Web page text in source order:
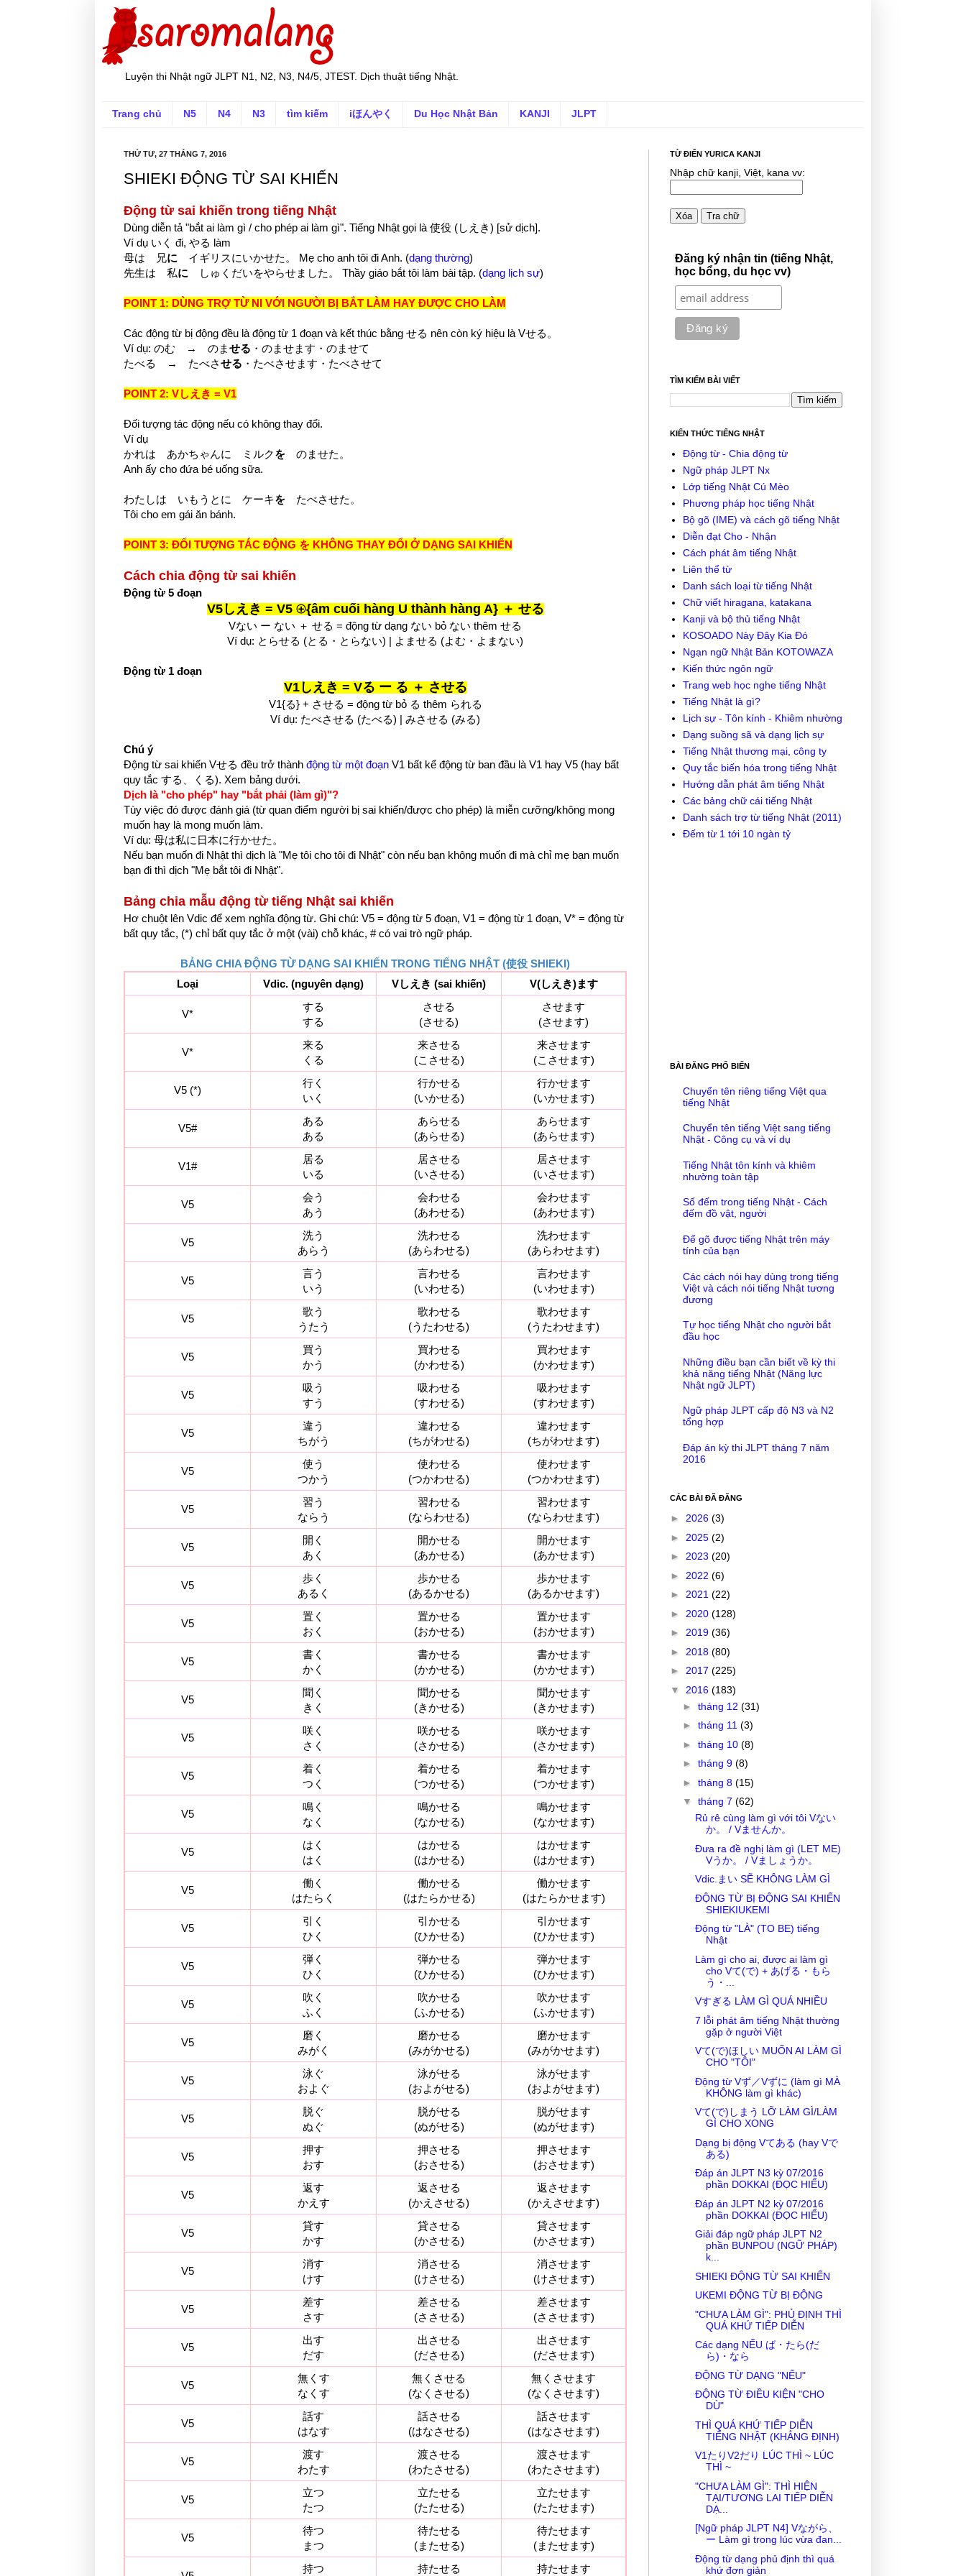
Luyện thi Nhật ngữ JLPT N1, N2, N3, N4/5, JTEST. Dịch thuật tiếng Nhật.
Trang chủ N5 N4 N3 tìm kiếm iほんやく Du Học Nhật Bản KANJI JLPT
THỨ TƯ, 27 THÁNG 7, 2016
SHIEKI ĐỘNG TỪ SAI KHIẾN
Động từ sai khiến trong tiếng Nhật
Dùng diễn tả "bắt ai làm gì / cho phép ai làm gì". Tiếng Nhật gọi là 使役 (しえき) [sử dịch].
Ví dụ いく đi, やる làm
母は 兄に イギリスにいかせた。 Mẹ cho anh tôi đi Anh. (dạng thường)
先生は 私に しゅくだいをやらせました。 Thầy giáo bắt tôi làm bài tập. (dạng lịch sự)
POINT 1: DÙNG TRỢ TỪ NI VỚI NGƯỜI BỊ BẮT LÀM HAY ĐƯỢC CHO LÀM
Các động từ bị động đều là động từ 1 đoạn và kết thúc bằng せる nên còn ký hiệu là Vせる。
Ví dụ: のむ → のませる ・のませます・のませて
たべる → たべさせる ・たべさせます・たべさせて
POINT 2: Vしえき = V1
Đối tượng tác động nếu có không thay đổi.
Ví dụ
かれは あかちゃんに ミルクを のませた。
Anh ấy cho đứa bé uống sữa.
わたしは いもうとに ケーキを たべさせた。
Tôi cho em gái ăn bánh.
POINT 3: ĐỐI TƯỢNG TÁC ĐỘNG を KHÔNG THAY ĐỔI Ở DẠNG SAI KHIẾN
Cách chia động từ sai khiến
Động từ 5 đoạn
V5しえき = V5 ⊕{âm cuối hàng U thành hàng A} ＋ せる
Vない ー ない ＋ せる = động từ dạng ない bỏ ない thêm せる
Ví dụ: とらせる (とる・とらない) | よませる (よむ・よまない)
Động từ 1 đoạn
V1しえき = Vる ー る ＋ させる
V1{る} + させる = động từ bỏ る thêm られる
Ví dụ: たべさせる (たべる) | みさせる (みる)
Chú ý
Động từ sai khiến Vせる đều trở thành động từ một đoạn V1 bất kể động từ ban đầu là V1 hay V5 (hay bất
quy tắc する、くる). Xem bảng dưới.
Dịch là "cho phép" hay "bắt phải (làm gì)"?
Tùy việc đó được đánh giá (từ quan điểm người bị sai khiến/được cho phép) là miễn cưỡng/không mong
muốn hay là mong muốn làm.
Ví dụ: 母は私に日本に行かせた。
Nếu bạn muốn đi Nhật thì dịch là "Mẹ tôi cho tôi đi Nhật" còn nếu bạn không muốn đi mà chỉ mẹ bạn muốn
bạn đi thì dịch "Mẹ bắt tôi đi Nhật".
Bảng chia mẫu động từ tiếng Nhật sai khiến
Hơ chuột lên Vdic để xem nghĩa động từ. Ghi chú: V5 = động từ 5 đoạn, V1 = động từ 1 đoạn, V* = động từ
bất quy tắc, (*) chỉ bất quy tắc ở một (vài) chỗ khác, # có vai trò ngữ pháp.
BẢNG CHIA ĐỘNG TỪ DẠNG SAI KHIẾN TRONG TIẾNG NHẬT (使役 SHIEKI)
Loại
Vdic. (nguyên dạng) Vしえき (sai khiến) V(しえき)ます
V*
する
する
させる
(させる)
させます
(させます)
V*
来る
くる
来させる
(こさせる)
来させます
(こさせます)
V5 (*)
行く
いく
行かせる
(いかせる)
行かせます
(いかせます)
V5#
ある
ある
あらせる
(あらせる)
あらせます
(あらせます)
V1#
居る
いる
居させる
(いさせる)
居させます
(いさせます)
V5
会う
あう
会わせる
(あわせる)
会わせます
(あわせます)
V5
洗う
あらう
洗わせる
(あらわせる)
洗わせます
(あらわせます)
V5
言う
いう
言わせる
(いわせる)
言わせます
(いわせます)
V5
歌う
うたう
歌わせる
(うたわせる)
歌わせます
(うたわせます)
V5
買う
かう
買わせる
(かわせる)
買わせます
(かわせます)
V5
吸う
すう
吸わせる
(すわせる)
吸わせます
(すわせます)
V5
違う
ちがう
違わせる
(ちがわせる)
違わせます
(ちがわせます)
V5
使う
つかう
使わせる
(つかわせる)
使わせます
(つかわせます)
V5
習う
ならう
習わせる
(ならわせる)
習わせます
(ならわせます)
V5
開く
あく
開かせる
(あかせる)
開かせます
(あかせます)
V5
歩く
あるく
歩かせる
(あるかせる)
歩かせます
(あるかせます)
V5
置く
おく
置かせる
(おかせる)
置かせます
(おかせます)
V5
書く
かく
書かせる
(かかせる)
書かせます
(かかせます)
V5
聞く
きく
聞かせる
(きかせる)
聞かせます
(きかせます)
V5
咲く
さく
咲かせる
(さかせる)
咲かせます
(さかせます)
V5
着く
つく
着かせる
(つかせる)
着かせます
(つかせます)
V5
鳴く
なく
鳴かせる
(なかせる)
鳴かせます
(なかせます)
V5
はく
はく
はかせる
(はかせる)
はかせます
(はかせます)
V5
働く
はたらく
働かせる
(はたらかせる)
働かせます
(はたらかせます)
V5
引く
ひく
引かせる
(ひかせる)
引かせます
(ひかせます)
V5
弾く
ひく
弾かせる
(ひかせる)
弾かせます
(ひかせます)
V5
吹く
ふく
吹かせる
(ふかせる)
吹かせます
(ふかせます)
V5
磨く
みがく
磨かせる
(みがかせる)
磨かせます
(みがかせます)
V5
泳ぐ
およぐ
泳がせる
(およがせる)
泳がせます
(およがせます)
V5
脱ぐ
ぬぐ
脱がせる
(ぬがせる)
脱がせます
(ぬがせます)
V5
押す
おす
押させる
(おさせる)
押させます
(おさせます)
V5
返す
かえす
返させる
(かえさせる)
返させます
(かえさせます)
V5
貸す
かす
貸させる
(かさせる)
貸させます
(かさせます)
V5
消す
けす
消させる
(けさせる)
消させます
(けさせます)
V5
差す
さす
差させる
(ささせる)
差させます
(ささせます)
V5
出す
だす
出させる
(ださせる)
出させます
(ださせます)
V5
無くす
なくす
無くさせる
(なくさせる)
無くさせます
(なくさせます)
V5
話す
はなす
話させる
(はなさせる)
話させます
(はなさせます)
V5
渡す
わたす
渡させる
(わたさせる)
渡させます
(わたさせます)
V5
立つ
たつ
立たせる
(たたせる)
立たせます
(たたせます)
V5
待つ
まつ
待たせる
(またせる)
待たせます
(またせます)
持つ 持たせる 持たせます
TỪ ĐIỂN YURICA KANJI
Nhập chữ kanji, Việt, kana vv:
Xóa Tra chữ
Đăng ký nhận tin (tiếng Nhật,
học bổng, du học vv)
TÌM KIẾM BÀI VIẾT
KIẾN THỨC TIẾNG NHẬT
Động từ - Chia động từ
Ngữ pháp JLPT Nx
Lớp tiếng Nhật Cú Mèo
Phương pháp học tiếng Nhật
Bộ gõ (IME) và cách gõ tiếng Nhật
Diễn đạt Cho - Nhận
Cách phát âm tiếng Nhật
Liên thể từ
Danh sách loại từ tiếng Nhật
Chữ viết hiragana, katakana
Kanji và bộ thủ tiếng Nhật
KOSOADO Này Đây Kia Đó
Ngạn ngữ Nhật Bản KOTOWAZA
Kiến thức ngôn ngữ
Trang web học nghe tiếng Nhật
Tiếng Nhật là gì?
Lịch sự - Tôn kính - Khiêm nhường
Dạng suồng sã và dạng lịch sự
Tiếng Nhật thương mại, công ty
Quy tắc biến hóa trong tiếng Nhật
Hướng dẫn phát âm tiếng Nhật
Các bảng chữ cái tiếng Nhật
Danh sách trợ từ tiếng Nhật (2011)
Đếm từ 1 tới 10 ngàn tỷ
BÀI ĐĂNG PHỔ BIẾN
Chuyển tên riêng tiếng Việt qua
tiếng Nhật
Chuyển tên tiếng Việt sang tiếng
Nhật - Công cụ và ví dụ
Tiếng Nhật tôn kính và khiêm
nhường toàn tập
Số đếm trong tiếng Nhật - Cách
đếm đồ vật, người
Để gõ được tiếng Nhật trên máy
tính của bạn
Các cách nói hay dùng trong tiếng
Việt và cách nói tiếng Nhật tương
đương
Tự học tiếng Nhật cho người bắt
đầu học
Những điều bạn cần biết về kỳ thi
khả năng tiếng Nhật (Năng lực
Nhật ngữ JLPT)
Ngữ pháp JLPT cấp độ N3 và N2
tổng hợp
Đáp án kỳ thi JLPT tháng 7 năm
2016
CÁC BÀI ĐÃ ĐĂNG
► 2026 (3)
► 2025 (2)
► 2023 (20)
► 2022 (6)
► 2021 (22)
► 2020 (128)
► 2019 (36)
► 2018 (80)
► 2017 (225)
▼ 2016 (183)
► tháng 12 (31)
► tháng 11 (3)
► tháng 10 (8)
► tháng 9 (8)
► tháng 8 (15)
▼ tháng 7 (62)
Rủ rê cùng làm gì với tôi Vない
か。 / Vませんか。
Đưa ra đề nghị làm gì (LET ME)
Vうか。 / Vましょうか。
Vdic.まい SẼ KHÔNG LÀM GÌ
ĐỘNG TỪ BỊ ĐỘNG SAI KHIẾN
SHIEKIUKEMI
Động từ "LÀ" (TO BE) tiếng
Nhật
Làm gì cho ai, được ai làm gì
cho Vて(で) + あげる・もら
う・...
Vすぎる LÀM GÌ QUÁ NHIỀU
7 lỗi phát âm tiếng Nhật thường
gặp ở người Việt
Vて(で)ほしい MUỐN AI LÀM GÌ
CHO "TÔI"
Động từ Vず／Vずに (làm gì MÀ
KHÔNG làm gì khác)
Vて(で)しまう LỠ LÀM GÌ/LÀM
GÌ CHO XONG
Dạng bị động Vてある (hay Vで
ある)
Đáp án JLPT N3 kỳ 07/2016
phần DOKKAI (ĐỌC HIỂU)
Đáp án JLPT N2 kỳ 07/2016
phần DOKKAI (ĐỌC HIỂU)
Giải đáp ngữ pháp JLPT N2
phần BUNPOU (NGỮ PHÁP)
k...
SHIEKI ĐỘNG TỪ SAI KHIẾN
UKEMI ĐỘNG TỪ BỊ ĐỘNG
"CHƯA LÀM GÌ": PHỦ ĐỊNH THÌ
QUÁ KHỨ TIẾP DIỄN
Các dạng NẾU ば・たら(だ
ら)・なら
ĐỘNG TỪ DẠNG "NẾU"
ĐỘNG TỪ ĐIỀU KIỆN "CHO
DÙ"
THÌ QUÁ KHỨ TIẾP DIỄN
TIẾNG NHẬT (KHẲNG ĐỊNH)
V1たりV2だり LÚC THÌ ~ LÚC
THÌ ~
"CHƯA LÀM GÌ": THÌ HIỆN
TẠI/TƯƠNG LAI TIẾP DIỄN
DẠ...
[Ngữ pháp JLPT N4] Vながら、
ー Làm gì trong lúc vừa đan...
Động từ dạng phủ định thì quá
khứ đơn giản